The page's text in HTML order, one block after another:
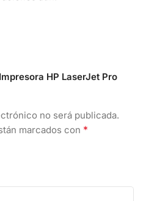
HP LaserJet Pro
no será publicada.
marcados con *